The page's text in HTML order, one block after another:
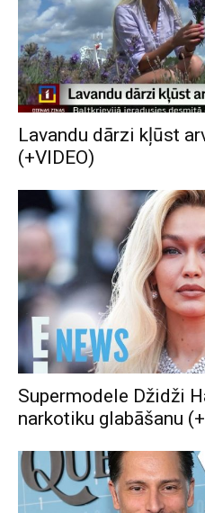
Lavandu dārzi kļūst
(+VIDEO)
Supermodele Džidži
narkotiku glabāšanu